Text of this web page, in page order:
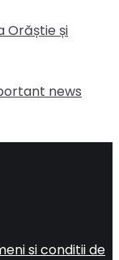
Orăștie și
news
si conditii de